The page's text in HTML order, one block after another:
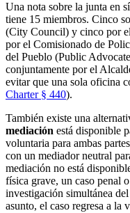
Una nota sobre la junta en
tiene 15 miembros. Cinco
(City Council) y cinco por
por el Comisionado de
del Pueblo (Public
conjuntamente por el
evitar que una sola oficina
Charter § 440).
También existe una
mediación está disponible
voluntaria para ambas
con un mediador neutral
mediación no está
física grave, un caso penal
investigación simultánea
asunto, el caso regresa a la